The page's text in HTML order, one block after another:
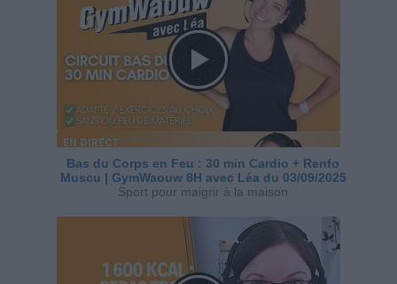
Bas du Corps en Feu : 30 min Cardio + Renfo
Muscu | GymWaouw 8H avec Léa du 03/09/2025
Sport pour maigrir à la maison